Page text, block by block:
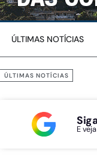
ÚLTIMAS NOTÍCIAS
ÚLTIMAS NOTÍCIAS
E